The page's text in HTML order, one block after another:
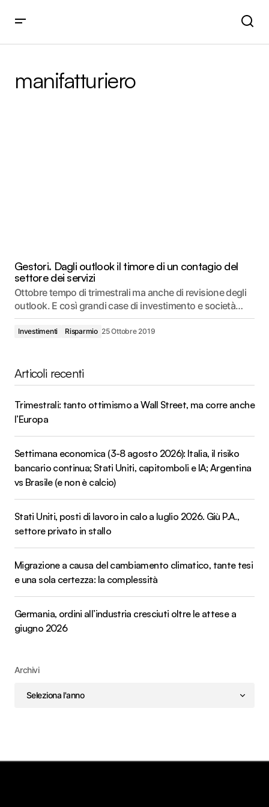
manifatturiero
Gestori. Dagli outlook il timore di un contagio del
settore dei servizi
Ottobre tempo di trimestrali ma anche di revisione degli
outlook. E così grandi case di investimento e società…
Investimenti Risparmio 25 Ottobre 2019
Articoli recenti
Trimestrali: tanto ottimismo a Wall Street, ma corre anche
l’Europa
Settimana economica (3-8 agosto 2026): Italia, il risiko
bancario continua; Stati Uniti, capitomboli e IA; Argentina
vs Brasile (e non è calcio)
Stati Uniti, posti di lavoro in calo a luglio 2026. Giù P.A.,
settore privato in stallo
Migrazione a causa del cambiamento climatico, tante tesi
e una sola certezza: la complessità
Germania, ordini all’industria cresciuti oltre le attese a
giugno 2026
Archivi